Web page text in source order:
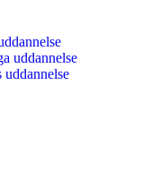
uddannelse